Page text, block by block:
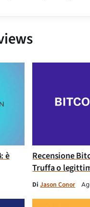
è
Recensione
Truffa o
DiJason Conor